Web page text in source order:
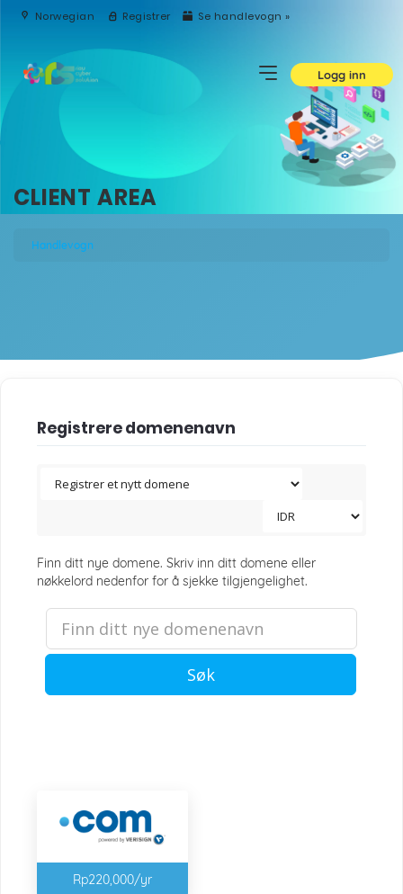
Norwegian Registrer Se handlevogn »
Logg inn
CLIENT AREA
Handlevogn
Registrere domenenavn
Finn ditt nye domene. Skriv inn ditt domene eller
nøkkelord nedenfor for å sjekke tilgjengelighet.
Søk
Rp220,000/yr